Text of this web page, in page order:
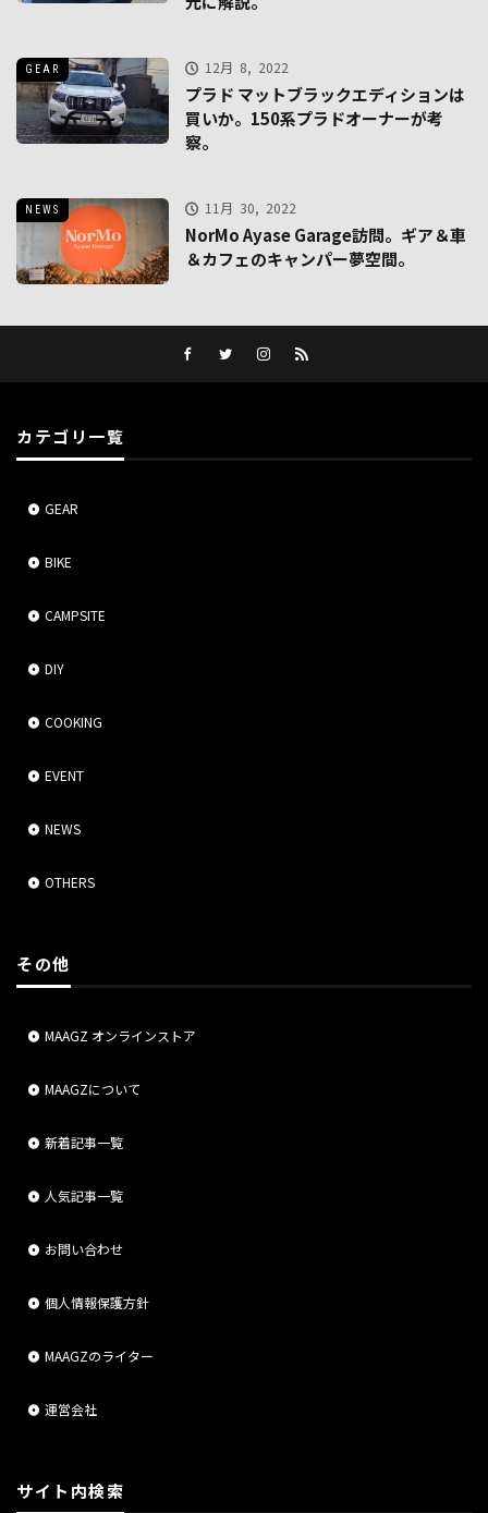
12月 8, 2022
GEAR
プラド マットブラックエディションは
買いか。150系プラドオーナーが考
察。
11月 30, 2022
NEWS
NorMo Ayase Garage訪問。ギア＆車
＆カフェのキャンパー夢空間。
カテゴリ一覧
GEAR
BIKE
CAMPSITE
DIY
COOKING
EVENT
NEWS
OTHERS
その他
MAAGZ オンラインストア
MAAGZについて
新着記事一覧
人気記事一覧
お問い合わせ
個人情報保護方針
MAAGZのライター
運営会社
サイト内検索